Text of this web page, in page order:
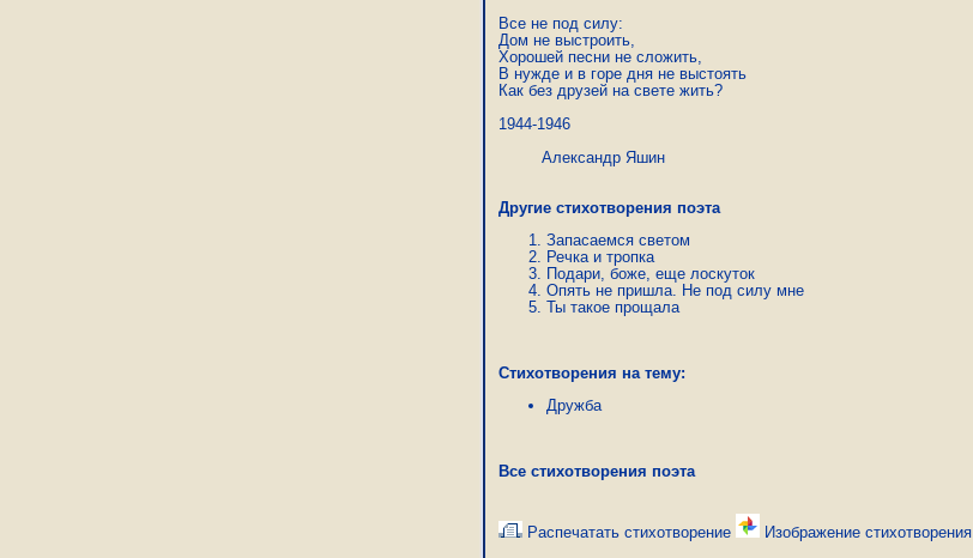
Все не под силу:
Дом не выстроить,
Хорошей песни не сложить,
В нужде и в горе дня не выстоять
Как без друзей на свете жить?
1944-1946
Александр Яшин
Другие стихотворения поэта
Запасаемся светом
Речка и тропка
Подари, боже, еще лоскуток
Опять не пришла. Не под силу мне
Ты такое прощала
Стихотворения на тему:
Дружба
Все стихотворения поэта
Распечатать стихотворение
Изображение стихотворения